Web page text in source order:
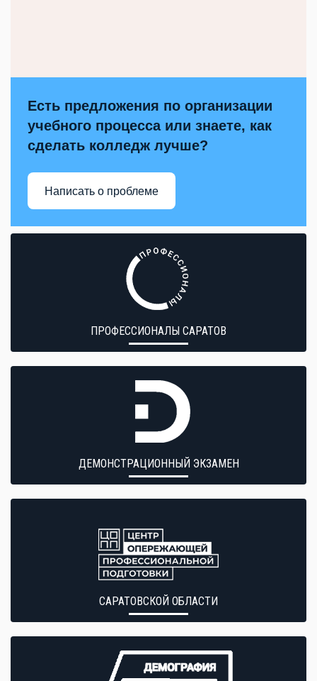
Есть предложения по организации
учебного процесса или знаете, как
сделать колледж лучше?
Написать о проблеме
ПРОФЕССИОНАЛЫ САРАТОВ
ДЕМОНСТРАЦИОННЫЙ ЭКЗАМЕН
САРАТОВСКОЙ ОБЛАСТИ